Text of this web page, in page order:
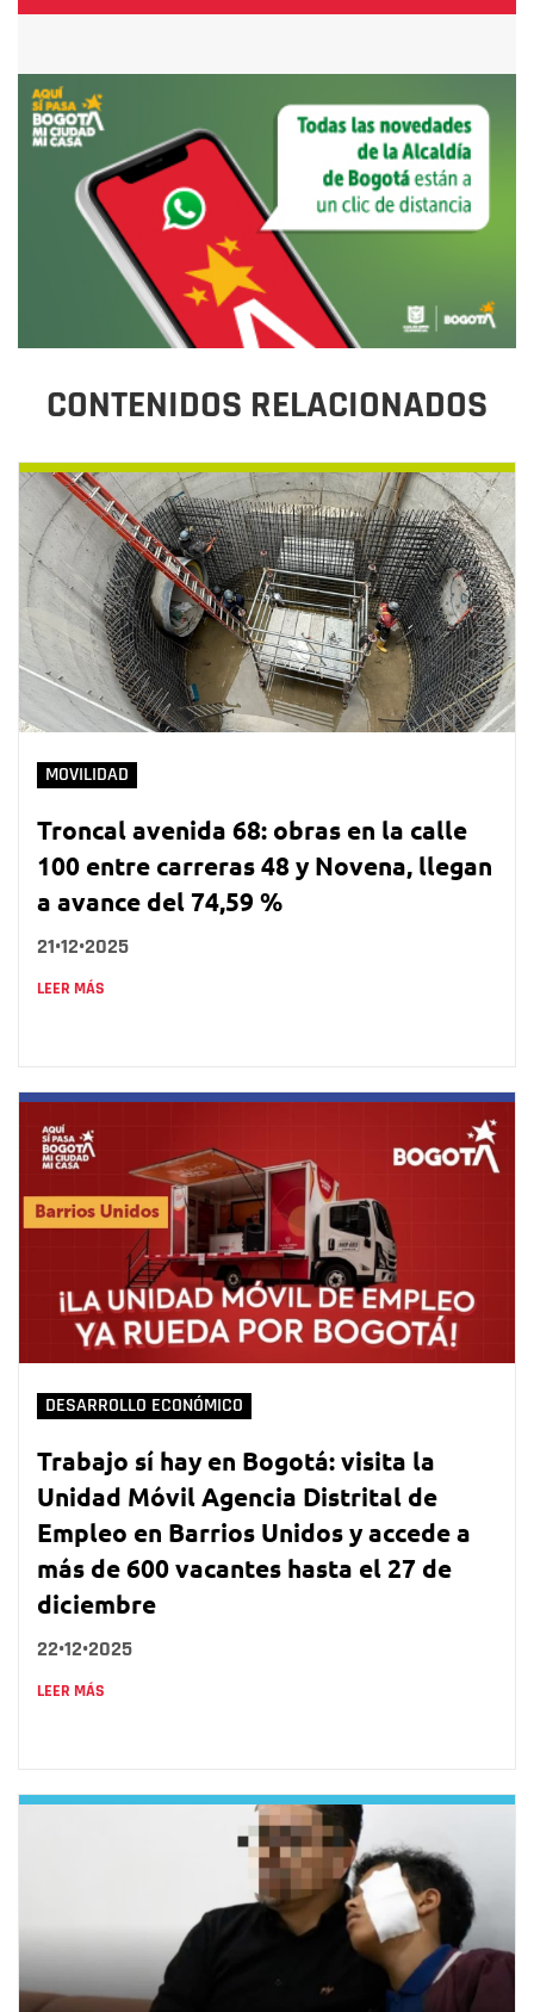
CONTENIDOS RELACIONADOS
MOVILIDAD
Troncal avenida 68: obras en la calle
100 entre carreras 48 y Novena, llegan
a avance del 74,59 %
21•12•2025
LEER MÁS
DESARROLLO ECONÓMICO
Trabajo sí hay en Bogotá: visita la
Unidad Móvil Agencia Distrital de
Empleo en Barrios Unidos y accede a
más de 600 vacantes hasta el 27 de
diciembre
22•12•2025
LEER MÁS